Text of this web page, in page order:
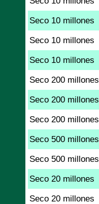
Seco 10 millones
Seco 10 millones
Seco 10 millones
Seco 200 millones
Seco 200 millones
Seco 200 millones
Seco 500 millones
Seco 500 millones
Seco 20 millones
Seco 20 millones